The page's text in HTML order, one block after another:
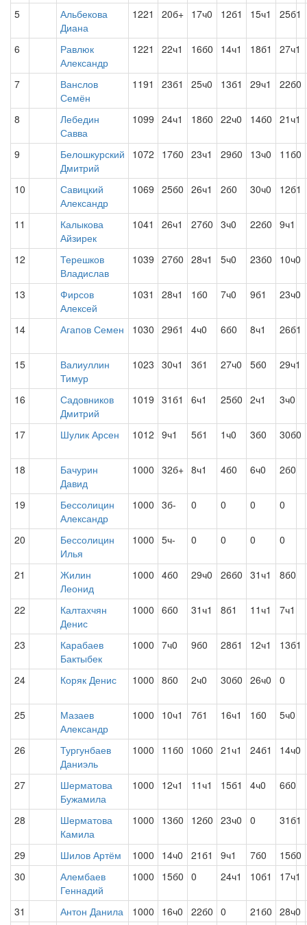
5
Альбекова
Диана
1221 20б+ 17ч0 12б1 15ч1 25б1
6
Равлюк
Александр
1221 22ч1 16б0 14ч1 18б1 27ч1
7
Ванслов
Семён
1191 23б1 25ч0 13б1 29ч1 22б0
8
Лебедин
Савва
1099 24ч1 18б0 22ч0 14б0 21ч1
9
Белошкурский
Дмитрий
1072 17б0 23ч1 29б0 13ч0 11б0
10
Савицкий
Александр
1069 25б0 26ч1 2б0 30ч0 12б1
11
Калыкова
Айзирек
1041 26ч1 27б0 3ч0 22б0 9ч1
12
Терешков
Владислав
1039 27б0 28ч1 5ч0 23б0 10ч0
13
Фирсов
Алексей
1031 28ч1 1б0 7ч0 9б1 23ч0
14 Агапов Семен 1030 29б1 4ч0 6б0 8ч1 26б1
15
Валиуллин
Тимур
1023 30ч1 3б1 27ч0 5б0 29ч1
16
Садовников
Дмитрий
1019 31б1 6ч1 25б0 2ч1 3ч0
17 Шулик Арсен 1012 9ч1 5б1 1ч0 3б0 30б0
18
Бачурин
Давид
1000 32б+ 8ч1 4б0 6ч0 2б0
19
Бессолицин
Александр
1000 3б- 0 0 0 0
20
Бессолицин
Илья
1000 5ч- 0 0 0 0
21
Жилин
Леонид
1000 4б0 29ч0 26б0 31ч1 8б0
22
Калтахчян
Денис
1000 6б0 31ч1 8б1 11ч1 7ч1
23
Карабаев
Бактыбек
1000 7ч0 9б0 28б1 12ч1 13б1
24 Коряк Денис 1000 8б0 2ч0 30б0 26ч0 0
25
Мазаев
Александр
1000 10ч1 7б1 16ч1 1б0 5ч0
26
Тургунбаев
Даниэль
1000 11б0 10б0 21ч1 24б1 14ч0
27
Шерматова
Бужамила
1000 12ч1 11ч1 15б1 4ч0 6б0
28
Шерматова
Камила
1000 13б0 12б0 23ч0 0 31б1
29 Шилов Артём 1000 14ч0 21б1 9ч1 7б0
15б0
30
Алембаев
Геннадий
1000 15б0 0 24ч1 10б1 17ч1
31 Антон Данила 1000 16ч0 22б0 0 21б0 28ч0